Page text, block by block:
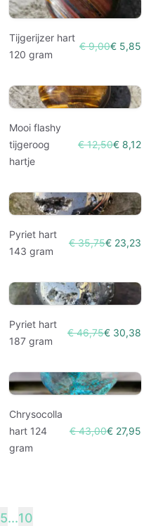
Tijgerijzer hart
120 gram
€ 9,00€ 5,85
Mooi flashy
tijgeroog
hartje
€ 12,50€ 8,12
Pyriet hart
143 gram
€ 35,75€ 23,23
Pyriet hart
187 gram
€ 46,75€ 30,38
Chrysocolla
hart 124
gram
€ 43,00€ 27,95
5...10